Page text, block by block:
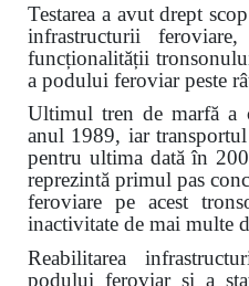
Testarea a avut drept
infrastructurii
funcționalității
a podului feroviar peste
Ultimul tren de marfă a
anul 1989, iar
pentru ultima dată în
reprezintă primul pas
feroviare pe acest
inactivitate de mai multe
Reabilitarea
podului feroviar și a